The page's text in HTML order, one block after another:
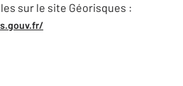
sur le site Géorisques :